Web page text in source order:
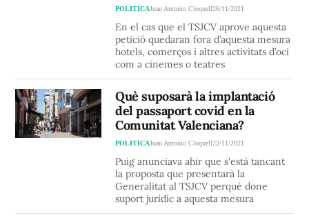
POLITICAJuan Antonio Cloquell26/11/2021
En el cas que el TSJCV aprove aquesta
petició quedaran fora d’aquesta mesura
hotels, comerços i altres activitats d’oci
com a cinemes o teatres
Què suposarà la implantació
del passaport covid en la
Comunitat Valenciana?
POLITICAJuan Antonio Cloquell22/11/2021
Puig anunciava ahir que s'està tancant
la proposta que presentarà la
Generalitat al TSJCV perquè done
suport jurídic a aquesta mesura